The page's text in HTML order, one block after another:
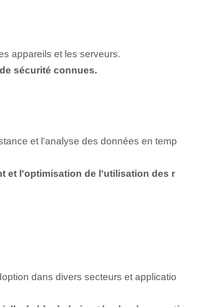
appareils et les serveurs.
sécurité connues.
et l'analyse des données en temp
et l'optimisation de l'utilisation des r
dans divers secteurs et applicatio